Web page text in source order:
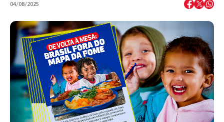
04/08/2025